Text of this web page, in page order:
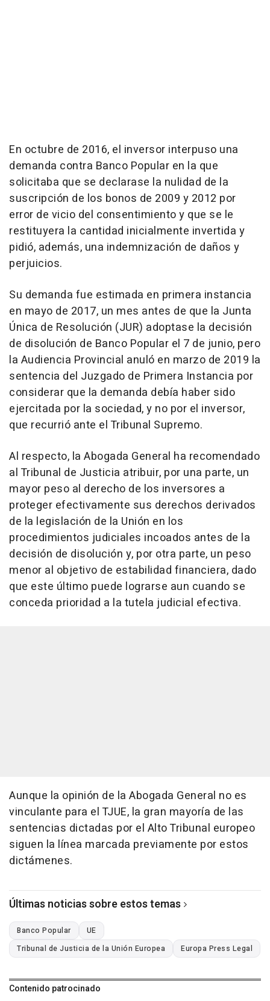
En octubre de 2016, el inversor interpuso una
demanda contra Banco Popular en la que
solicitaba que se declarase la nulidad de la
suscripción de los bonos de 2009 y 2012 por
error de vicio del consentimiento y que se le
restituyera la cantidad inicialmente invertida y
pidió, además, una indemnización de daños y
perjuicios.
Su demanda fue estimada en primera instancia
en mayo de 2017, un mes antes de que la Junta
Única de Resolución (JUR) adoptase la decisión
de disolución de Banco Popular el 7 de junio, pero
la Audiencia Provincial anuló en marzo de 2019 la
sentencia del Juzgado de Primera Instancia por
considerar que la demanda debía haber sido
ejercitada por la sociedad, y no por el inversor,
que recurrió ante el Tribunal Supremo.
Al respecto, la Abogada General ha recomendado
al Tribunal de Justicia atribuir, por una parte, un
mayor peso al derecho de los inversores a
proteger efectivamente sus derechos derivados
de la legislación de la Unión en los
procedimientos judiciales incoados antes de la
decisión de disolución y, por otra parte, un peso
menor al objetivo de estabilidad financiera, dado
que este último puede lograrse aun cuando se
conceda prioridad a la tutela judicial efectiva.
Aunque la opinión de la Abogada General no es
vinculante para el TJUE, la gran mayoría de las
sentencias dictadas por el Alto Tribunal europeo
siguen la línea marcada previamente por estos
dictámenes.
Últimas noticias sobre estos temas
Banco Popular
UE
Tribunal de Justicia de la Unión Europea
Europa Press Legal
Contenido patrocinado